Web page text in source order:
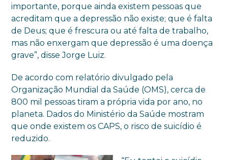
importante, porque ainda existem pessoas que
acreditam que a depressão não existe; que é falta
de Deus; que é frescura ou até falta de trabalho,
mas não enxergam que depressão é uma doença
grave”, disse Jorge Luiz.
De acordo com relatório divulgado pela
Organização Mundial da Saúde (OMS), cerca de
800 mil pessoas tiram a própria vida por ano, no
planeta. Dados do Ministério da Saúde mostram
que onde existem os CAPS, o risco de suicídio é
reduzido.